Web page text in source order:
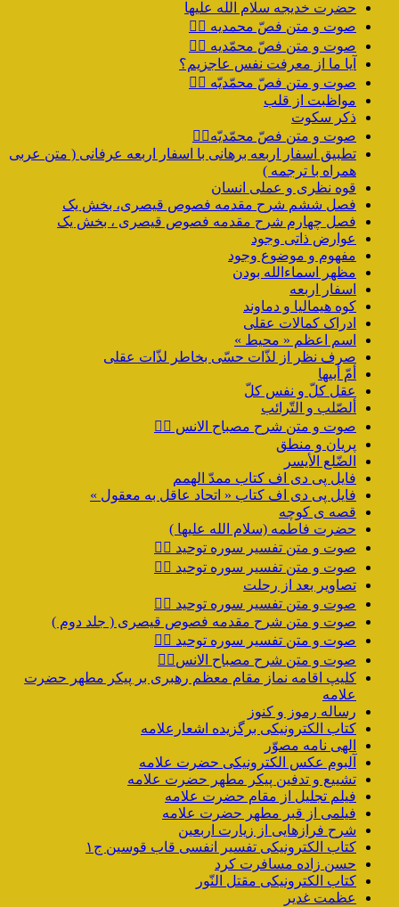
حضرت خدیجه سلام الله علیها
صوت و متن فصّ محمدیه ۴️⃣
صوت و متن فصّ محمّدیه ۳️⃣
آیا ما از معرفت نفس عاجزیم؟
صوت و متن فصّ محمّدیّه ۲️⃣
مواظبت از قلب
ذکر سکوت
صوت و متن فصّ محمّدیّه۱️⃣
تطبیق اسفار اربعه برهانی با اسفار اربعه عرفانی ( متن عربی
همراه با ترجمه )
قوه نظری و عملی انسان
فصل ششم شرح مقدمه فصوص قیصری، بخش یک
فصل چهارم شرح مقدمه فصوص قیصری ، بخش یک
عوارض ذاتی وجود
مفهوم و موضوع وجود
مظهر اسماءالله بودن
اسفار اربعه
کوه هیمالیا و دماوند
ادراک کمالات عقلی
اسم اعظم « محیط »
صرف نظر از لذّات حسّی بخاطر لذّات عقلی
أمّ أبیها
عقل کلّ و نفس کلّ
ألصّلب و التّرائب
صوت و متن شرح مصباح الانس ۹️⃣
پریان و منطق
الضّلع الأیسر
فایل پی دی اف کتاب ممدّ الهمم
فایل پی دی اف کتاب « اتحاد عاقل به معقول »
قصه ی کوچه
حضرت فاطمه (سلام الله علیها )
صوت و متن تفسیر سوره توحید ۴️⃣
صوت و متن تفسیر سوره توحید ۳️⃣
تصاویر بعد از رحلت
صوت و متن تفسیر سوره توحید ۲️⃣
صوت و متن شرح مقدمه فصوص قیصری ( جلد دوم )
صوت و متن تفسیر سوره توحید ۱️⃣
صوت و متن شرح مصباح الانس۸⃣
کلیپ اقامه نماز مقام معظم رهبری بر پیکر مطهر حضرت
علامه
رساله رموز و کنوز
کتاب الکترونیکی برگزیده اشعارعلامه
الهی نامه مصوّر
آلبوم عکس الکترونیکی حضرت علامه
تشییع و تدفین پیکر مطهر حضرت علامه
فیلم تجلیل از مقام حضرت علامه
فیلمی از قبر مطهر حضرت علامه
شرح فرازهایی از زیارت اربعین
کتاب الکترونیکی تفسیر انفسی قاب قوسین ج۱
حسن زاده مسافرت کرد
کتاب الکترونیکی مقتل النّور
عظمت غدیر